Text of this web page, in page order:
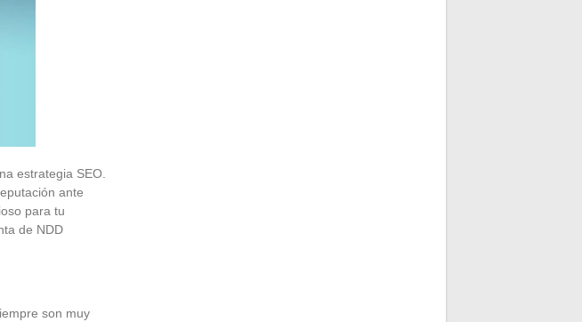
estrategia SEO.
ante
para tu
de NDD
son muy